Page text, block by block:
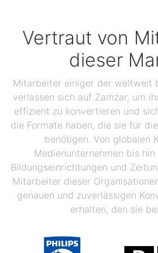
Vertraut von
dieser
Mitarbeiter einiger der weltweit
verlassen sich auf Zamzar, um
effizient zu konvertieren und
die Formate haben, die sie für
benötigen. Von globalen
Medienunternehmen bis hin
Bildungseinrichtungen und
Mitarbeiter dieser
genauen und zuverlässigen
erhalten, den sie